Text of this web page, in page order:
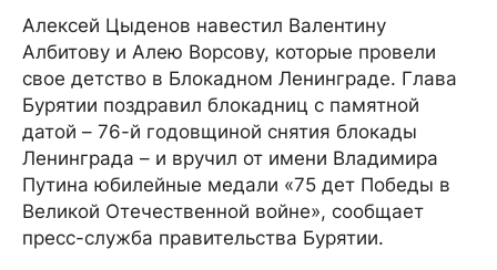
Алексей Цыденов навестил Валентину
Албитову и Алею Ворсову, которые провели
свое детство в Блокадном Ленинграде. Глава
Бурятии поздравил блокадниц с памятной
датой – 76-й годовщиной снятия блокады
Ленинграда – и вручил от имени Владимира
Путина юбилейные медали «75 дет Победы в
Великой Отечественной войне», сообщает
пресс-служба правительства Бурятии.